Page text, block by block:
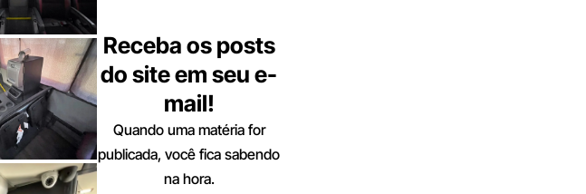
Receba os posts
do site em seu e-
mail!
Quando uma matéria for
publicada, você fica sabendo
na hora.